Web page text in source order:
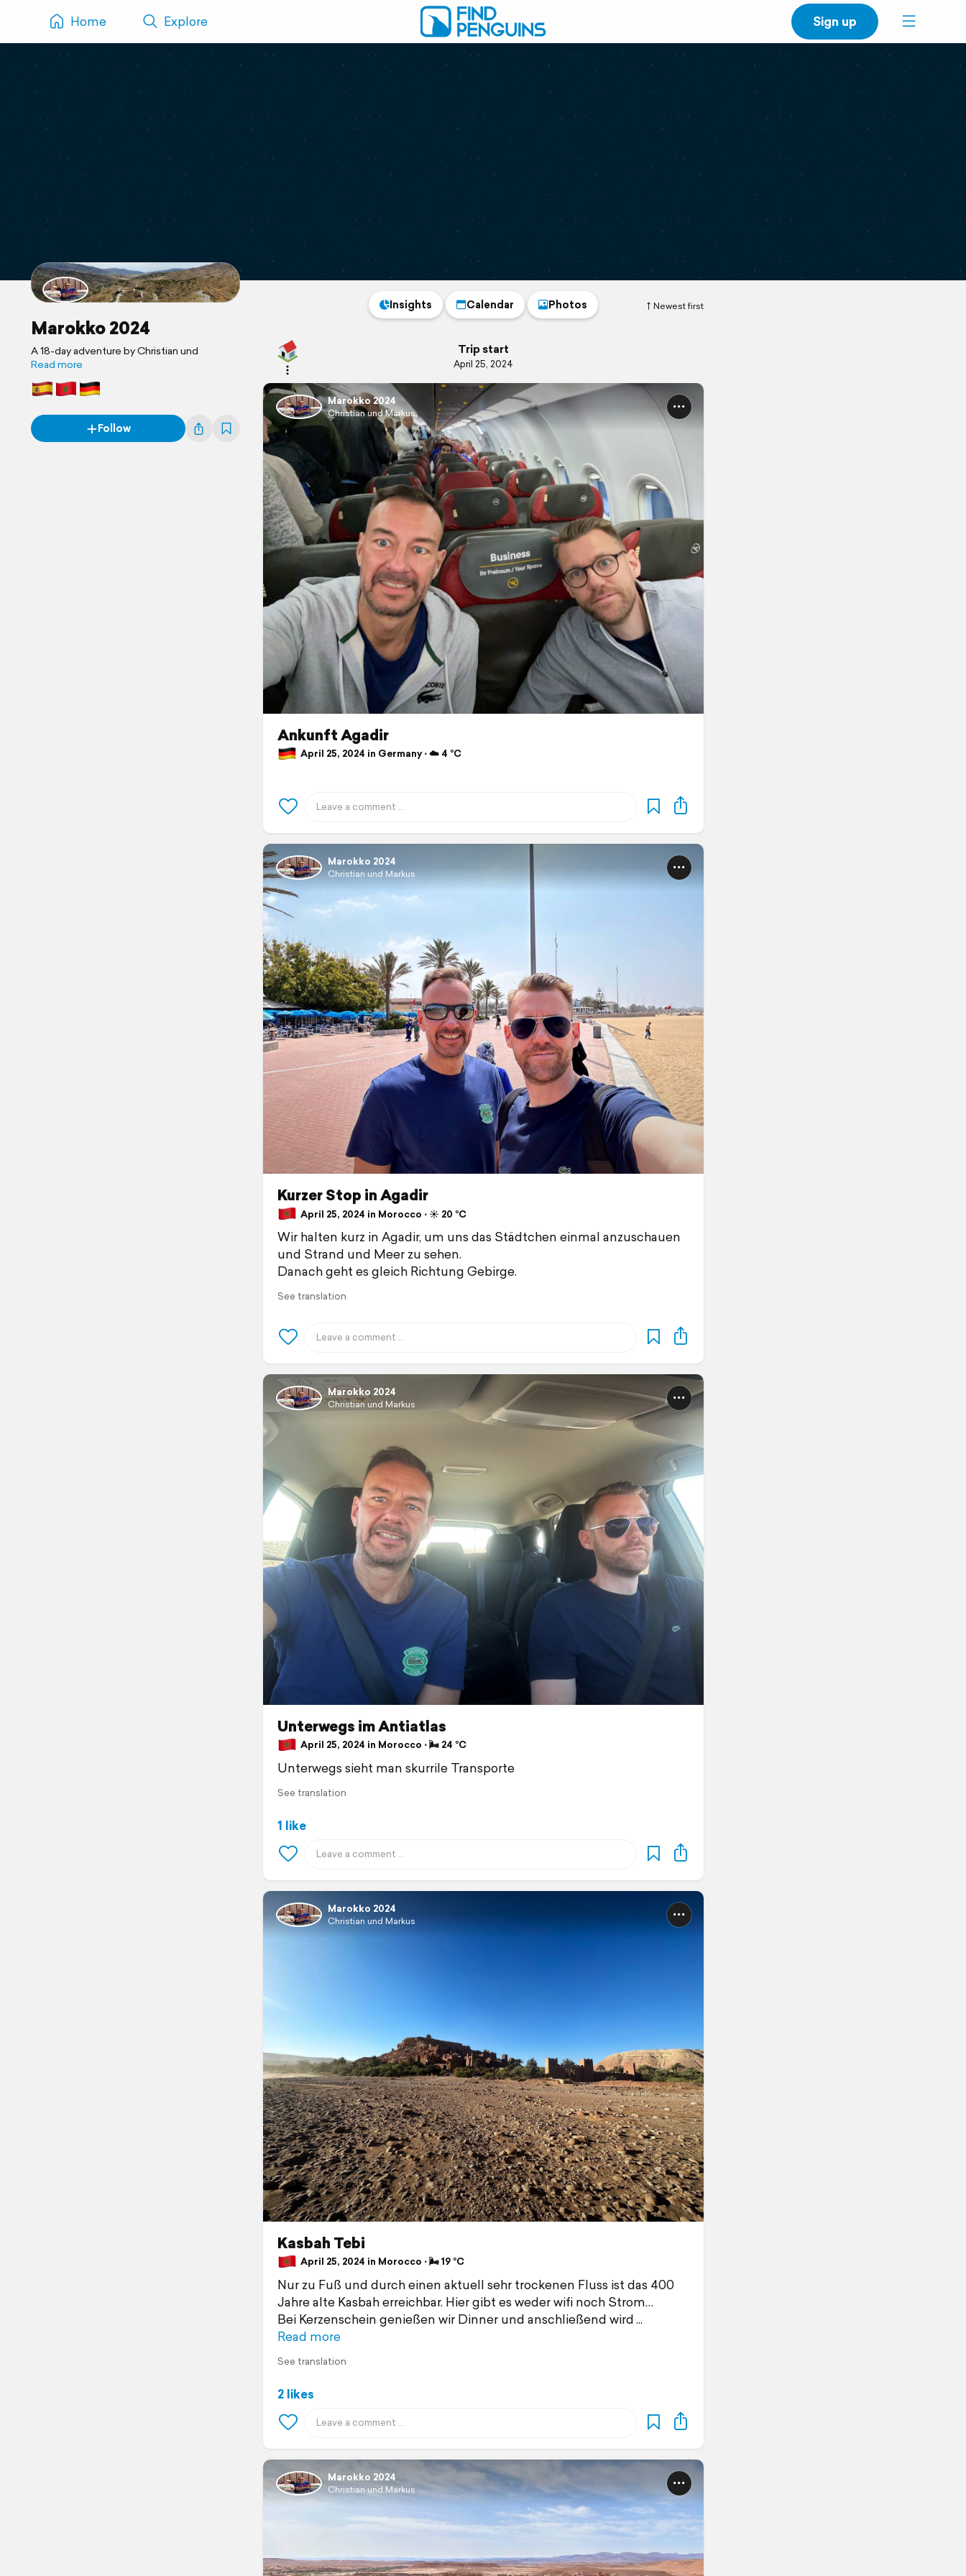
Home Explore Sign up
Marokko 2024
A 18-day adventure by Christian und
Read more
Follow
Newest first
Insights Calendar Photos
Trip start
April 25, 2024
Marokko 2024
Christian und Markus
Ankunft Agadir
April 25, 2024 in Germany ⋅ ☁️ 4 °C
Marokko 2024
Christian und Markus
Kurzer Stop in Agadir
April 25, 2024 in Morocco ⋅ ☀️ 20 °C
Wir halten kurz in Agadir, um uns das Städtchen einmal anzuschauen
und Strand und Meer zu sehen.
Danach geht es gleich Richtung Gebirge.
See translation
Marokko 2024
Christian und Markus
Unterwegs im Antiatlas
April 25, 2024 in Morocco ⋅ 🌬 24 °C
Unterwegs sieht man skurrile Transporte
See translation
1 like
Marokko 2024
Christian und Markus
Kasbah Tebi
April 25, 2024 in Morocco ⋅ 🌬 19 °C
Nur zu Fuß und durch einen aktuell sehr trockenen Fluss ist das 400
Jahre alte Kasbah erreichbar. Hier gibt es weder wifi noch Strom…
Bei Kerzenschein genießen wir Dinner und anschließend wird
Read more
See translation
2 likes
Marokko 2024
Christian und Markus